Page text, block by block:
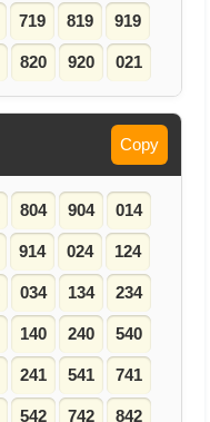
719 819 919
820 920 021
Copy
804 904 014
914 024 124
034 134 234
140 240 540
241 541 741
542 742 842